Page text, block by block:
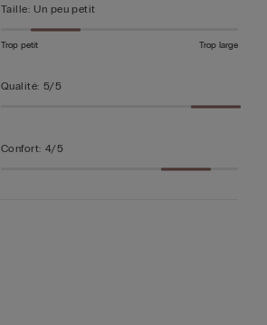
Taille: Un peu petit
Trop petit Trop large
Qualité: 5/5
Confort: 4/5